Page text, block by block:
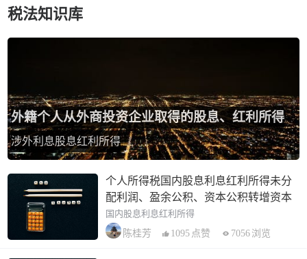
税法知识库
外籍个人从外商投资企业取得的股息、红利所得
涉外利息股息红利所得
个人所得税国内股息利息红利所得未分
配利润、盈余公积、资本公积转增资本
国内股息利息红利所得
陈桂芳
1095 点赞 7056 浏览